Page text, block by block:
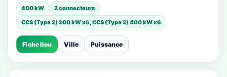
400 kW
2 connecteurs
CCS (Type 2) 200 kW x6, CCS (Type 2) 400 kW x6
Fiche lieu Ville Puissance